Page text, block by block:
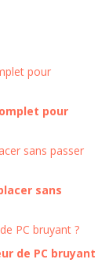
pour
sans
de PC bruyant